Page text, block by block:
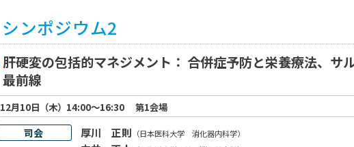
シンポジウム2
肝硬変の包括的マネジメント： 合併症予防と栄養療法、サ
最前線
12月10日（木）14:00～16:30
第1会場
司会
厚川 正則 （日本医科大学 消化器内科学）